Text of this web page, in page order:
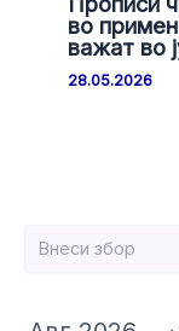
во
важат во
28.05.2026